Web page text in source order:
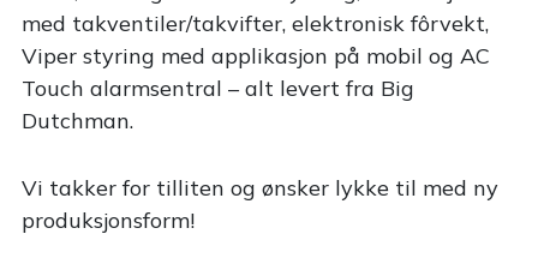
med takventiler/takvifter, elektronisk fôrvekt,
Viper styring med applikasjon på mobil og AC
Touch alarmsentral – alt levert fra Big
Dutchman.
Vi takker for tilliten og ønsker lykke til med ny
produksjonsform!